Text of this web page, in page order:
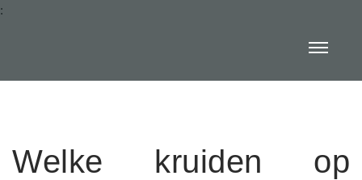
:
Welke kruiden op